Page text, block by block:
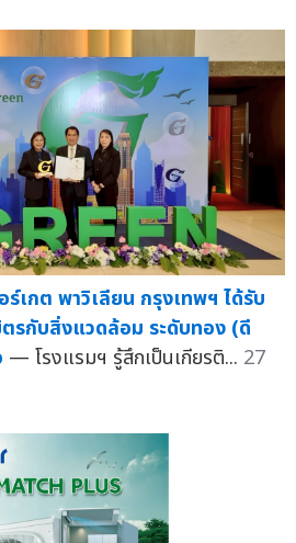
ร์เกต พาวิเลียน กรุงเทพฯ ได้รับ
รกับสิ่งแวดล้อม ระดับทอง (ดี
— โรงแรมฯ รู้สึกเป็นเกียรติ... 27